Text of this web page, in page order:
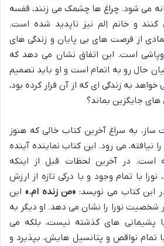
می شود. چراغ ها چشمک می زنند، قفسه
و خانم اِلم نیز ناپدید شده است.
از فرصت های بی پایان و زندگی های
است. این اتفاق نشان می دهد که
حال رو به اتمام است و او باید تصمیم
خواهد به زندگی ای که از آن فرار کرده بود،
های جایگزین بماند؟
ساز، به سراغ آخرین کتاب خالی که هنوز
نیافته، می رود. این کتاب نماینده آینده
است. در آخرین لحظات قبل از اینکه
نورا با تمام وجود و با درکی تازه از ارزش
این کتاب می نویسد: «من زنده ام.» این
شخصیت نورا را نشان می دهد. او دیگر به
پشیمانی های گذشته نیست، بلکه می
تمام نواقص و پتانسیل هایش، بپذیرد و